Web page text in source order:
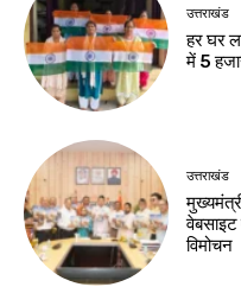
उत्तराखंड
हर घर
में 5
उत्तराखंड
वेबसाइट
विमोचन